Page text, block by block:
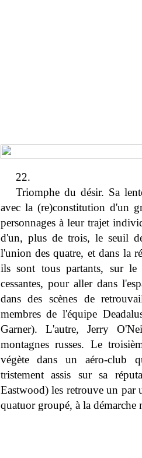
22.
Triomphe du désir. Sa
avec la (re)constitution d'un
personnages à leur trajet
d'un, plus de trois, le seuil
l'union des quatre, et dans la
ils sont tous partants, sur le
cessantes, pour aller dans
dans des scènes de
membres de l'équipe
Garner). L'autre, Jerry
montagnes russes. Le
végète dans un aéro-club
tristement assis sur sa
Eastwood) les retrouve un par
quatuor groupé, à la démarche